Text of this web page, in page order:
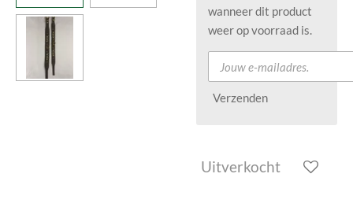
wanneer dit product
weer op voorraad is.
Verzenden
Uitverkocht